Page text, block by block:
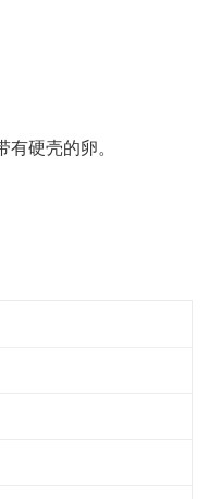
有硬壳的卵。